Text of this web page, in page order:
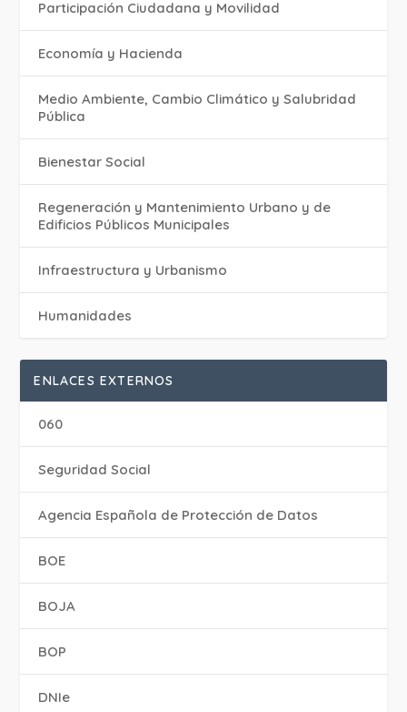
Participación Ciudadana y Movilidad
Economía y Hacienda
Medio Ambiente, Cambio Climático y Salubridad
Pública
Bienestar Social
Regeneración y Mantenimiento Urbano y de
Edificios Públicos Municipales
Infraestructura y Urbanismo
Humanidades
ENLACES EXTERNOS
060
Seguridad Social
Agencia Española de Protección de Datos
BOE
BOJA
BOP
DNIe